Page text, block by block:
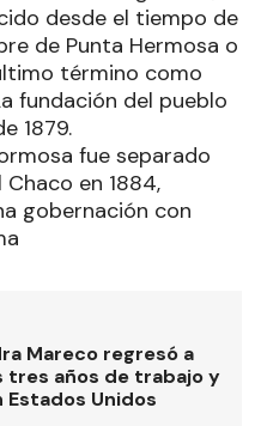
desde el tiempo de
de Punta Hermosa o
término como
fundación del pueblo
1879.
fue separado
en 1884,
gobernación con
Mareco regresó a
tres años de trabajo y
Unidos